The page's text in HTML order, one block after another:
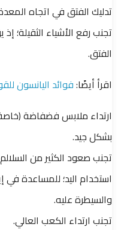
تدليك الفتق في اتجاه
تجنب رفع الأشياء الثقيلة؛
الفتق.
اقرأ أيضًا:فوائد اليانسون
ارتداء ملابس فضفاضة
بشكل جيد.
تجنب صعود الكثير من
استخدام اليد؛ للمساعدة
والسيطرة عليه.
تجنب ارتداء الكعب العالي.